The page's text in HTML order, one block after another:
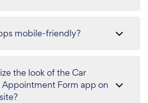
mobile-friendly?
the look of the Car
Form app on